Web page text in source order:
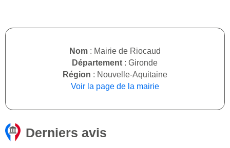
Nom : Mairie de Riocaud
Département : Gironde
Région : Nouvelle-Aquitaine
Voir la page de la mairie
Derniers avis